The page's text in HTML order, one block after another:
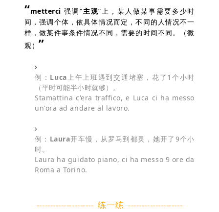
“metterci 强调“主观”上，某人做某事需要多少时
间，强调个体，依具体情况而定，不同的人情况不一
样，做某件事条件情况不同，需要的时间不同。（微
观）”
例： Luca上午上班遇到交通堵塞，花了1个小时
（平时可能半小时就够）。
Stamattina c'era traffico, e Luca ci ha messo
un'ora ad andare al lavoro.
例： Laura开车慢，从罗马到都灵，她开了9个小
时。
Laura ha guidato piano, ci ha messo 9 ore da
Roma a Torino.
--------------------- 练一练 --------------------